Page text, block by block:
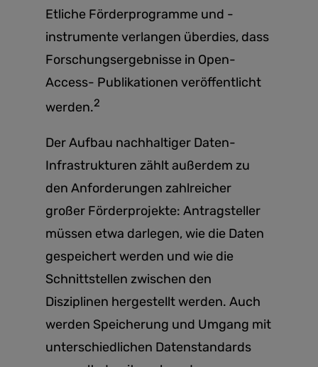
Etliche Förderprogramme und -
instrumente verlangen überdies, dass
Forschungsergebnisse in Open-
Access- Publikationen veröffentlicht
werden.2
Der Aufbau nachhaltiger Daten-
Infrastrukturen zählt außerdem zu
den Anforderungen zahlreicher
großer Förderprojekte: Antragsteller
müssen etwa darlegen, wie die Daten
gespeichert werden und wie die
Schnittstellen zwischen den
Disziplinen hergestellt werden. Auch
werden Speicherung und Umgang mit
unterschiedlichen Datenstandards